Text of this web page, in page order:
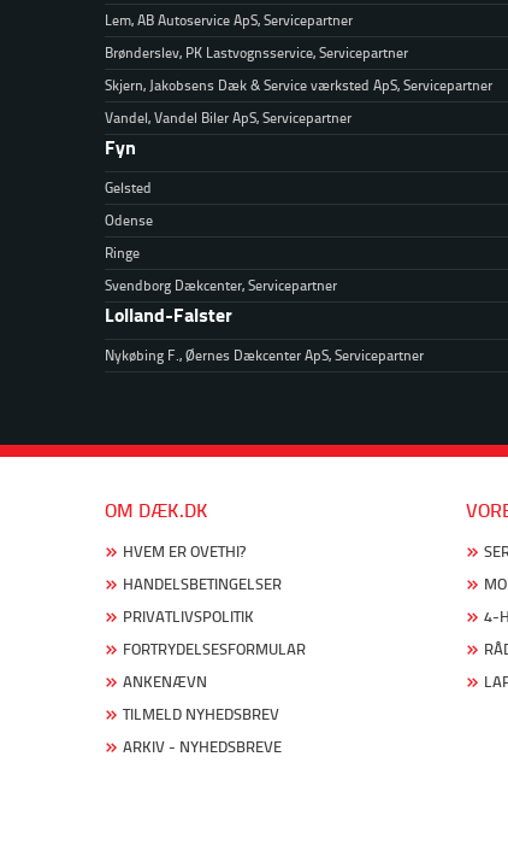
Lem, AB Autoservice ApS, Servicepartner
Brønderslev, PK Lastvognsservice, Servicepartner
Skjern, Jakobsens Dæk & Service værksted ApS, Servicepartner
Vandel, Vandel Biler ApS, Servicepartner
Fyn
Gelsted
Odense
Ringe
Svendborg Dækcenter, Servicepartner
Lolland-Falster
Nykøbing F., Øernes Dækcenter ApS, Servicepartner
OM DÆK.DK
HVEM ER OVETHI?
HANDELSBETINGELSER
PRIVATLIVSPOLITIK
FORTRYDELSESFORMULAR
ANKENÆVN
TILMELD NYHEDSBREV
ARKIV - NYHEDSBREVE
4-